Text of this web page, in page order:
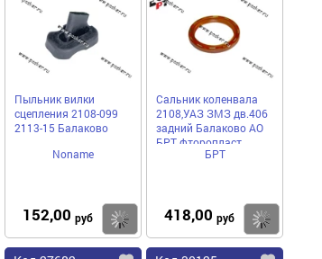
Пыльник вилки
сцепления 2108-099
2113-15 Балаково
Noname
152,00 руб Купить
Сальник коленвала
2108,УАЗ ЗМЗ дв.406
задний Балаково АО
БРТ фторопласт
БРТ
418,00 руб